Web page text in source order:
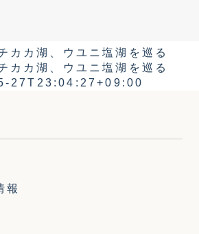
＆ウユニ塩湖ツアー 8日間
カカ湖、ウユニ塩湖を巡る
カカ湖、ウユニ塩湖を巡る
27T23:04:27+09:00
報